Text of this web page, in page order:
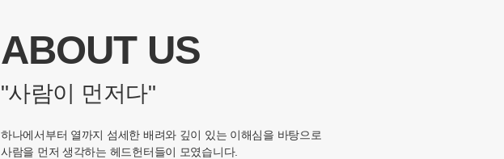
ABOUT US
"사람이 먼저다"
하나에서부터 열까지 섬세한 배려와 깊이 있는 이해심을 바탕으로
사람을 먼저 생각하는 헤드헌터들이 모였습니다.